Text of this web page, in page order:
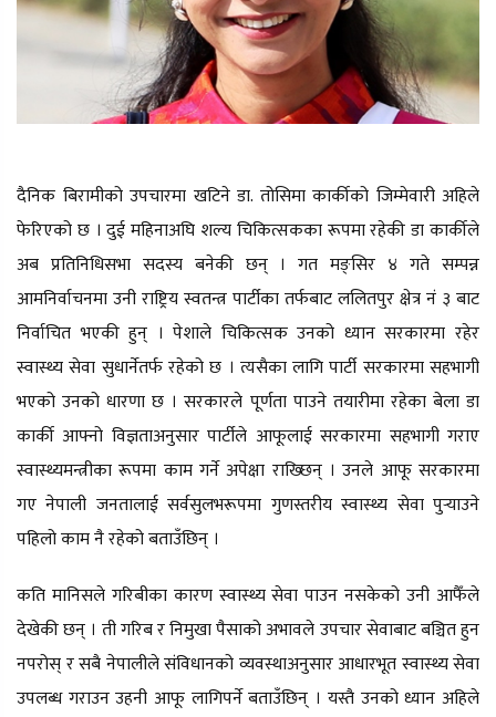
दैनिक बिरामीको उपचारमा खटिने डा. तोसिमा कार्कीको जिम्मेवारी अहिले
फेरिएको छ । दुई महिनाअघि शल्य चिकित्सकका रूपमा रहेकी डा कार्कीले
अब प्रतिनिधिसभा सदस्य बनेकी छन् । गत मङ्सिर ४ गते सम्पन्न
आमनिर्वाचनमा उनी राष्ट्रिय स्वतन्त्र पार्टीका तर्फबाट ललितपुर क्षेत्र नं ३ बाट
निर्वाचित भएकी हुन् । पेशाले चिकित्सक उनको ध्यान सरकारमा रहेर
स्वास्थ्य सेवा सुधार्नेतर्फ रहेको छ । त्यसैका लागि पार्टी सरकारमा सहभागी
भएको उनको धारणा छ । सरकारले पूर्णता पाउने तयारीमा रहेका बेला डा
कार्की आफ्नो विज्ञताअनुसार पार्टीले आफूलाई सरकारमा सहभागी गराए
स्वास्थ्यमन्त्रीका रूपमा काम गर्ने अपेक्षा राख्छिन् । उनले आफू सरकारमा
गए नेपाली जनतालाई सर्वसुलभरूपमा गुणस्तरीय स्वास्थ्य सेवा पुर्‍याउने
पहिलो काम नै रहेको बताउँछिन् ।
कति मानिसले गरिबीका कारण स्वास्थ्य सेवा पाउन नसकेको उनी आफैँले
देखेकी छन् । ती गरिब र निमुखा पैसाको अभावले उपचार सेवाबाट बञ्चित हुन
नपरोस् र सबै नेपालीले संविधानको व्यवस्थाअनुसार आधारभूत स्वास्थ्य सेवा
उपलब्ध गराउन उहनी आफू लागिपर्ने बताउँछिन् । यस्तै उनको ध्यान अहिले